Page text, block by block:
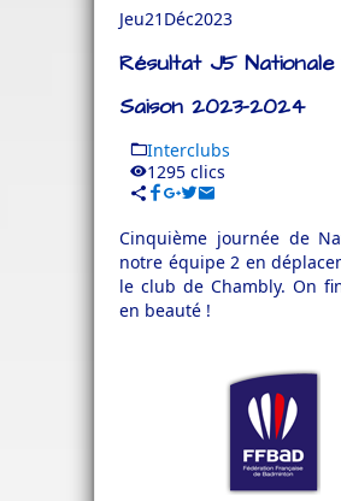
Jeu21 Déc2023
Résultat J5 Nationale
Saison 2023-2024
Interclubs
1295 clics
Cinquième journée de
notre équipe 2 en
le club de Chambly. On
en beauté !